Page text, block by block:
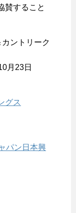
賛すること
ントリーク
月23日
グス
パン日本興